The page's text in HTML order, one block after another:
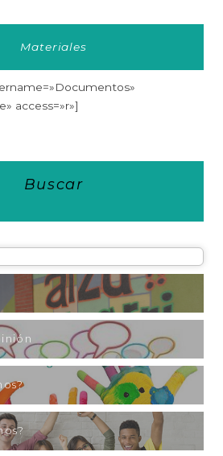
Materiales
access=»r»]
Buscar